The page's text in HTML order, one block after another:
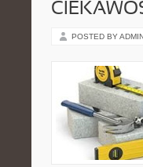
POSTED BY